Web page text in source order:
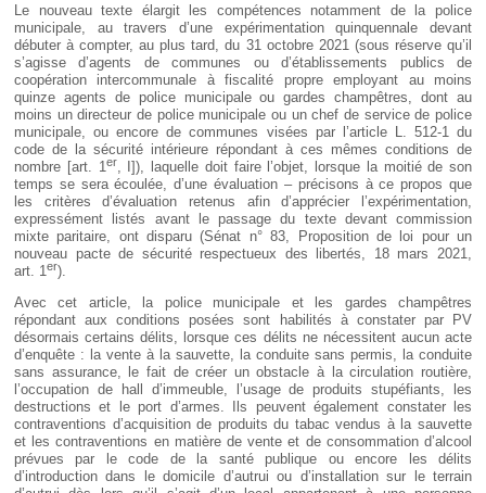
Le nouveau texte élargit les compétences notamment de la police
municipale, au travers d’une expérimentation quinquennale devant
débuter à compter, au plus tard, du 31 octobre 2021 (sous réserve qu’il
s’agisse d’agents de communes ou d’établissements publics de
coopération intercommunale à fiscalité propre employant au moins
quinze agents de police municipale ou gardes champêtres, dont au
moins un directeur de police municipale ou un chef de service de police
municipale, ou encore de communes visées par l’article L. 512-1 du
code de la sécurité intérieure répondant à ces mêmes conditions de
nombre [art. 1er, I]), laquelle doit faire l’objet, lorsque la moitié de son
temps se sera écoulée, d’une évaluation – précisons à ce propos que
les critères d’évaluation retenus afin d’apprécier l’expérimentation,
expressément listés avant le passage du texte devant commission
mixte paritaire, ont disparu (Sénat n° 83, Proposition de loi pour un
nouveau pacte de sécurité respectueux des libertés, 18 mars 2021,
art. 1er).
Avec cet article, la police municipale et les gardes champêtres
répondant aux conditions posées sont habilités à constater par PV
désormais certains délits, lorsque ces délits ne nécessitent aucun acte
d’enquête : la vente à la sauvette, la conduite sans permis, la conduite
sans assurance, le fait de créer un obstacle à la circulation routière,
l’occupation de hall d’immeuble, l’usage de produits stupéfiants, les
destructions et le port d’armes. Ils peuvent également constater les
contraventions d’acquisition de produits du tabac vendus à la sauvette
et les contraventions en matière de vente et de consommation d’alcool
prévues par le code de la santé publique ou encore les délits
d’introduction dans le domicile d’autrui ou d’installation sur le terrain